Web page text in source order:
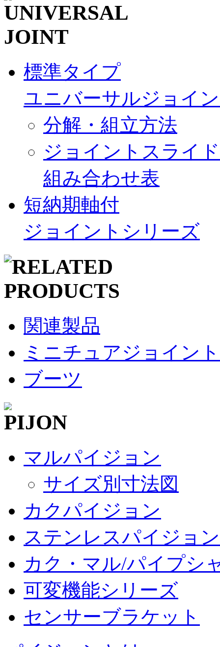
標準タイプ
ユニバーサルジョイ
分解・組立方法
ジョイントスライ
組み合わせ表
短納期軸付
ジョイントシリーズ
関連製品
ミニチュアジョイント
ブーツ
マルパイジョン
サイズ別寸法図
カクパイジョン
ステンレスパイジョン
カク・マル/パイプシ
可変機能シリーズ
センサーブラケット